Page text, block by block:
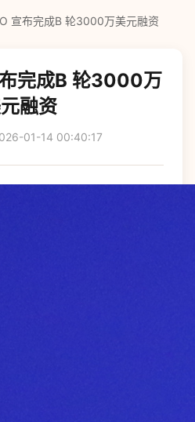
宣布完成B 轮3000万美元融资
完成B 轮3000万
融资
01-14 00:40:17